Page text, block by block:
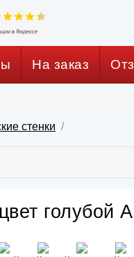
На заказ
стенки
голубой